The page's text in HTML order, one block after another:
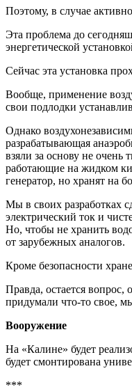
Поэтому, в случае
Эта проблема до
энергетической
Сейчас эта установка
Вообще, применение
свои подлодки
Однако
разрабатывающая
взяли за основу не
работающие на жидком
генератор, но хранят на
Мы в своих разработках
электрический ток и
Но, чтобы не хранить
от зарубежных аналогов.
Кроме безопасности
Правда, остается вопрос,
придумали что-то свое,
Вооружение
На «Калине» будет
будет смонтирована